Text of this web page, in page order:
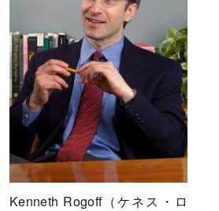
Kenneth Rogoff（ケネス・ロ